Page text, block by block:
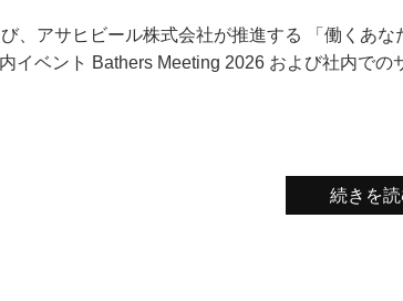
、アサヒビール株式会社が推進する 「働くあな
イベント Bathers Meeting 2026 および社内での
続きを